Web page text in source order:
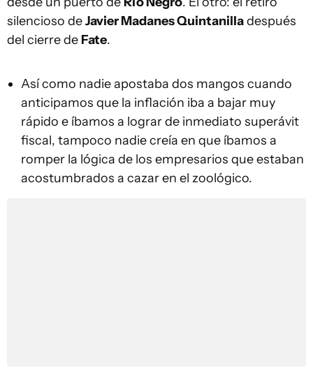
silencioso deJavier Madanes Quintanilladespués
del cierre de Fate.
Así como nadie apostaba dos mangos cuando
anticipamos que la inflación iba a bajar muy
rápido e íbamos a lograr de inmediato superávit
fiscal, tampoco nadie creía en que íbamos a
romper la lógica de los empresarios que estaban
acostumbrados a cazar en el zoológico.